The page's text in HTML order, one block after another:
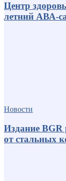
Центр
летний АВА-
Новости
Издание BGR
от стальных